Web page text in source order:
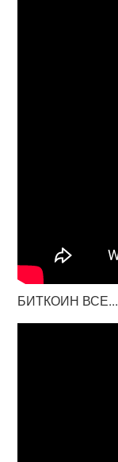
БИТКОИН ВСЕ...